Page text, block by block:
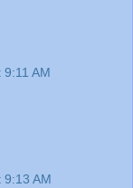
AM
AM